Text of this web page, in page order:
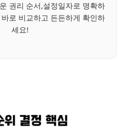
권리 순서,설정일자로 명확하
로 비교하고 든든하게 확인하
세요!